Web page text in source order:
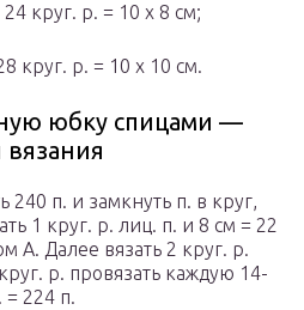
круг. р. = 10 х 8 см;
круг. р. = 10 х 10 см.
юбку спицами —
п. и замкнуть п. в круг,
1 круг. р. лиц. п. и 8 см = 22
А. Далее вязать 2 круг. р.
р. провязать каждую 14-
224 п.